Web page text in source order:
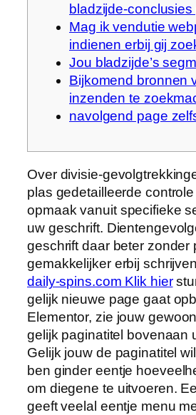
bladzijde-
Mag ik vendutie
indienen erbij gij
Jou bladzijde’s
Bijkomend bronnen
inzenden te
navolgend page
Over divisie-
plas gedetailleerde
opmaak vanuit specifieke
uw geschrift.
geschrift daar beter zonder
gemakkelijker erbij
daily-spins.com Klik hier
gelijk nieuwe page gaat
Elementor, zie jouw
gelijk paginatitel bovenaan
Gelijk jouw de paginatitel
ben ginder eentje
om diegene te uitvoeren.
geeft veelal eentje menu